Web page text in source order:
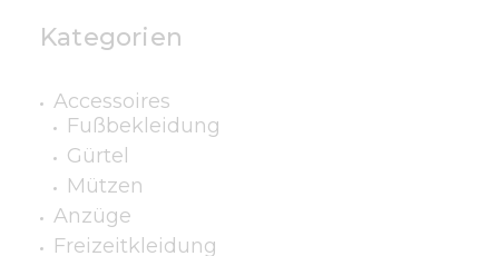
Kategorien
Accessoires
Fußbekleidung
Gürtel
Mützen
Anzüge
Freizeitkleidung